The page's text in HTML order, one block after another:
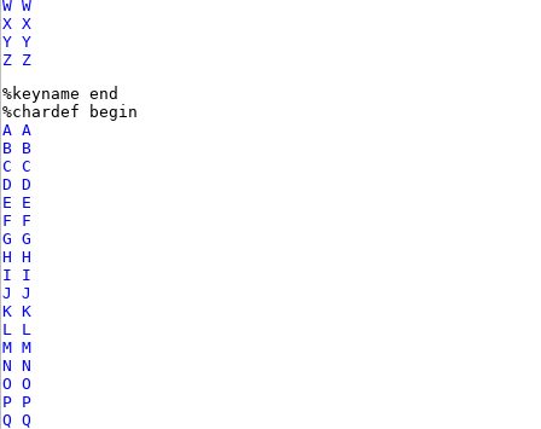
W W
X X
Y Y
Z Z
%keyname end
%chardef begin
A A
B B
C C
D D
E E
F F
G G
H H
I I
J J
K K
L L
M M
N N
O O
P P
Q Q